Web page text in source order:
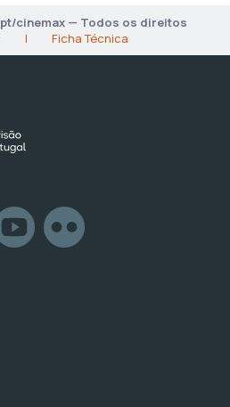
cinemax — Todos os direitos
| Ficha Técnica